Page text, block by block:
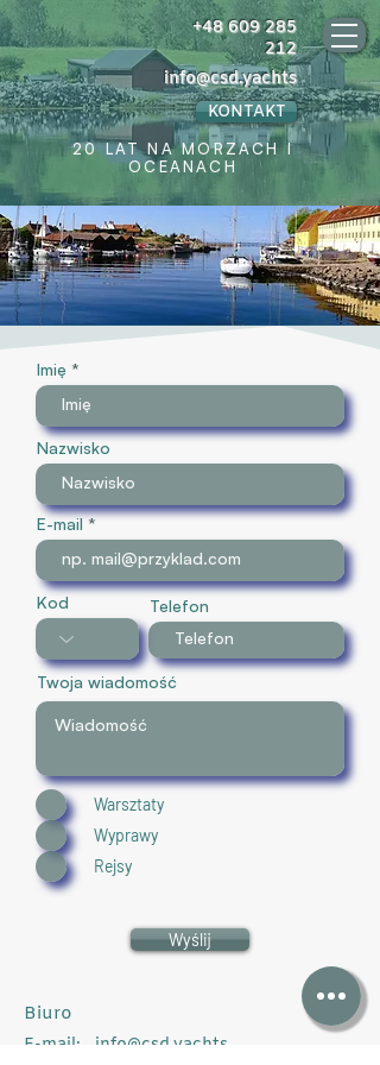
+48 609 285
212
info@csd.yachts
KONTAKT
20 LAT NA MORZACH I
OCEANACH
Imię
Nazwisko
E-mail
Kod Telefon
Twoja wiadomość
Warsztaty
Wyprawy
Rejsy
Wyślij
Biuro
E-mail: info@csd.yachts